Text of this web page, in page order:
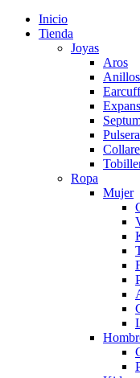
Inicio
Tienda
Joyas
Aros
Anillos
Ropa
Mujer